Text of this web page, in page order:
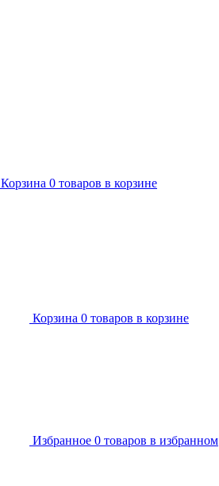
Корзина 0 товаров в корзине
Корзина 0 товаров в корзине
Избранное 0 товаров в избранном